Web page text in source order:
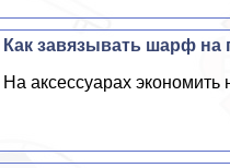
Как завязывать шарф на
На аксессуарах экономить